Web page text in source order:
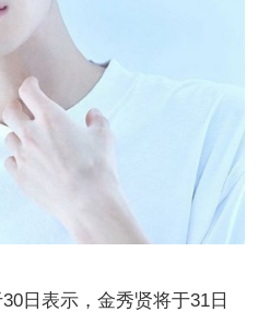
日表示，金秀贤将于31日